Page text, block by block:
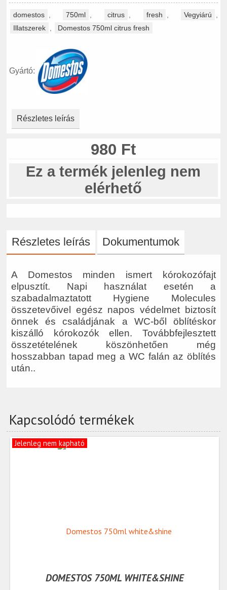
domestos 750ml citrus fresh Vegyiárú
Illatszerek
Domestos 750ml citrus fresh
Gyártó:
Részletes leírás
980 Ft
Ez a termék jelenleg nem
elérhető
Részletes leírás Dokumentumok
A Domestos minden ismert kórokozófajt
elpusztít. Napi használat esetén a
szabadalmaztatott Hygiene Molecules
összetevőivel egész napos védelmet biztosít
önnek és családjának a WC-ből öblítéskor
kiszálló kórokozók ellen. Továbbfejlesztett
összetételének köszönhetően még
hosszabban tapad meg a WC falán az öblítés
után..
Kapcsolódó termékek
Jelenleg nem kapható
DOMESTOS 750ML WHITE&SHINE